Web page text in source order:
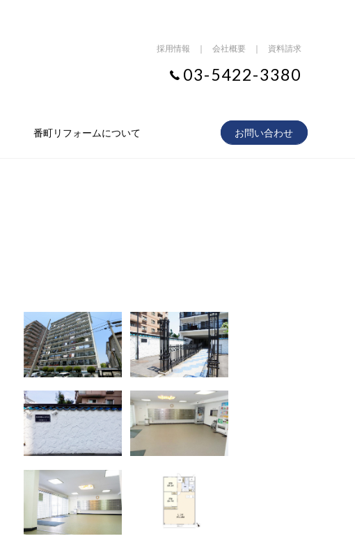
採用情報 ｜ 会社概要 ｜ 資料請求
03-5422-3380
番町リフォームについて お問い合わせ